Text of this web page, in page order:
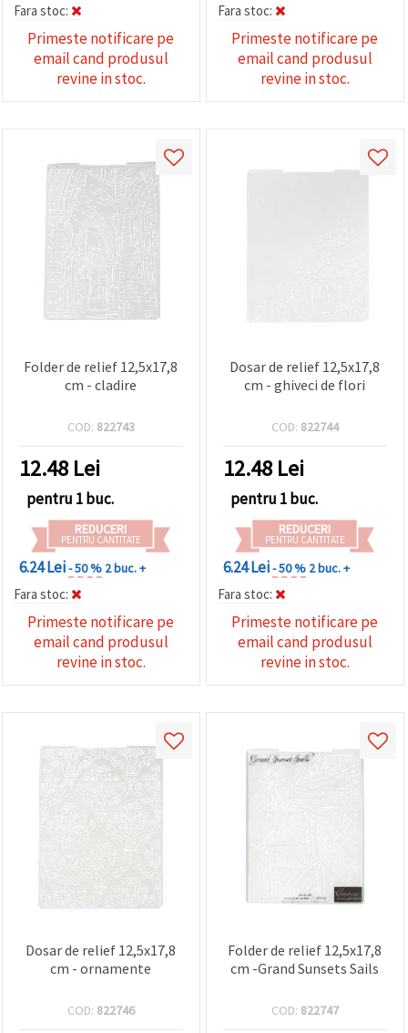
Fara stoc:
Primeste notificare pe
email cand produsul
revine in stoc.
Fara stoc:
Primeste notificare pe
email cand produsul
revine in stoc.
Folder de relief 12,5x17,8
cm - cladire
COD: 822743
12.48 Lei
pentru 1 buc.
REDUCERI
PENTRU CANTITATE
6.24 Lei- 50 % 2 buc. +
Fara stoc:
Primeste notificare pe
email cand produsul
revine in stoc.
Dosar de relief 12,5x17,8
cm - ghiveci de flori
COD: 822744
12.48 Lei
pentru 1 buc.
REDUCERI
PENTRU CANTITATE
6.24 Lei- 50 % 2 buc. +
Fara stoc:
Primeste notificare pe
email cand produsul
revine in stoc.
Dosar de relief 12,5x17,8
cm - ornamente
COD: 822746
Folder de relief 12,5x17,8
cm -Grand Sunsets Sails
COD: 822747